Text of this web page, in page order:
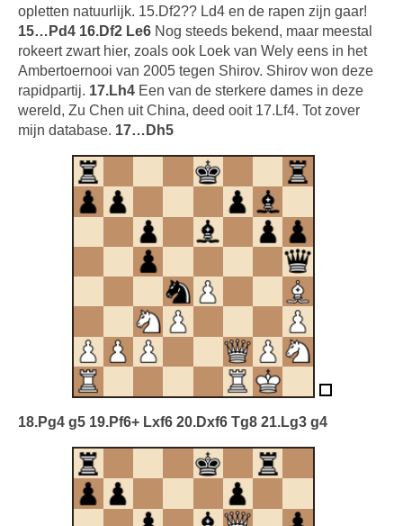
opletten natuurlijk. 15.Df2?? Ld4 en de rapen zijn gaar!
15…Pd4 16.Df2 Le6 Nog steeds bekend, maar meestal
rokeert zwart hier, zoals ook Loek van Wely eens in het
Ambertoernooi van 2005 tegen Shirov. Shirov won deze
rapidpartij. 17.Lh4 Een van de sterkere dames in deze
wereld, Zu Chen uit China, deed ooit 17.Lf4. Tot zover
mijn database. 17…Dh5
18.Pg4 g5 19.Pf6+ Lxf6 20.Dxf6 Tg8 21.Lg3 g4